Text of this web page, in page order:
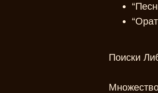
Поиски